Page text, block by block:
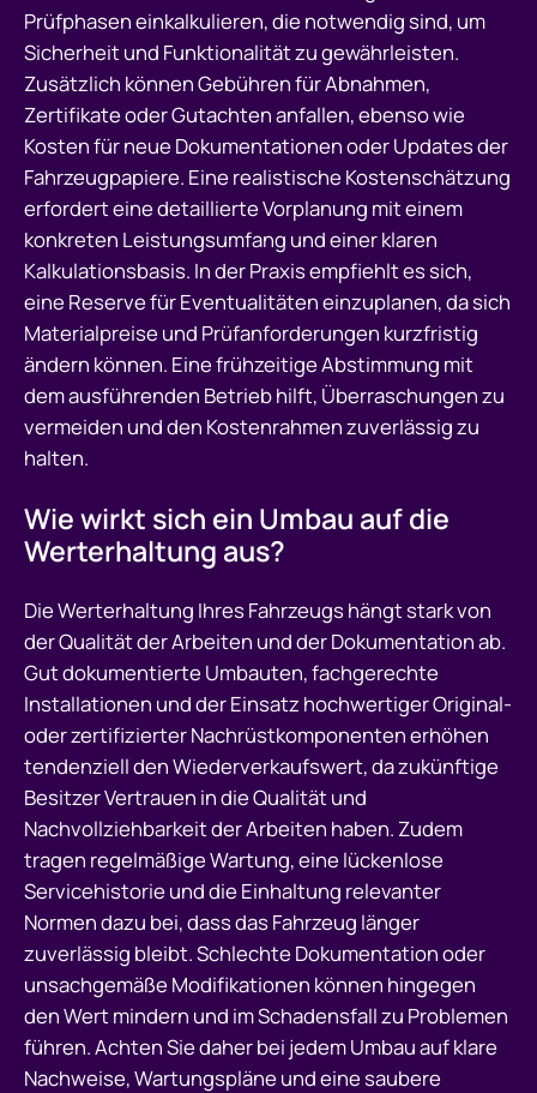
Prüfphasen einkalkulieren, die notwendig sind, um
Sicherheit und Funktionalität zu gewährleisten.
Zusätzlich können Gebühren für Abnahmen,
Zertifikate oder Gutachten anfallen, ebenso wie
Kosten für neue Dokumentationen oder Updates der
Fahrzeugpapiere. Eine realistische Kostenschätzung
erfordert eine detaillierte Vorplanung mit einem
konkreten Leistungsumfang und einer klaren
Kalkulationsbasis. In der Praxis empfiehlt es sich,
eine Reserve für Eventualitäten einzuplanen, da sich
Materialpreise und Prüfanforderungen kurzfristig
ändern können. Eine frühzeitige Abstimmung mit
dem ausführenden Betrieb hilft, Überraschungen zu
vermeiden und den Kostenrahmen zuverlässig zu
halten.
Wie wirkt sich ein Umbau auf die
Werterhaltung aus?
Die Werterhaltung Ihres Fahrzeugs hängt stark von
der Qualität der Arbeiten und der Dokumentation ab.
Gut dokumentierte Umbauten, fachgerechte
Installationen und der Einsatz hochwertiger Original-
oder zertifizierter Nachrüstkomponenten erhöhen
tendenziell den Wiederverkaufswert, da zukünftige
Besitzer Vertrauen in die Qualität und
Nachvollziehbarkeit der Arbeiten haben. Zudem
tragen regelmäßige Wartung, eine lückenlose
Servicehistorie und die Einhaltung relevanter
Normen dazu bei, dass das Fahrzeug länger
zuverlässig bleibt. Schlechte Dokumentation oder
unsachgemäße Modifikationen können hingegen
den Wert mindern und im Schadensfall zu Problemen
führen. Achten Sie daher bei jedem Umbau auf klare
Nachweise, Wartungspläne und eine saubere